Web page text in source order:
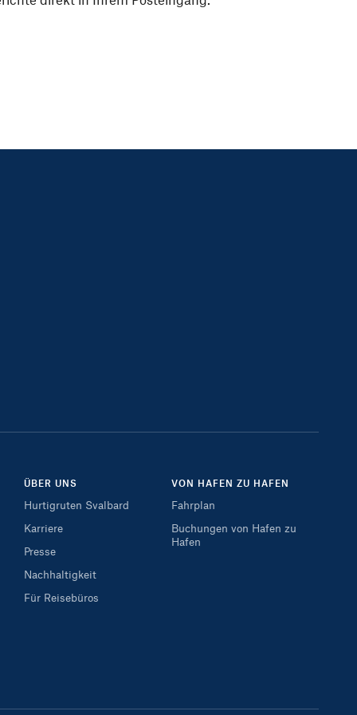
ÜBER UNS
Hurtigruten Svalbard
Karriere
Presse
Nachhaltigkeit
Für Reisebüros
VON HAFEN ZU HAFEN
Fahrplan
Buchungen von Hafen zu
Hafen